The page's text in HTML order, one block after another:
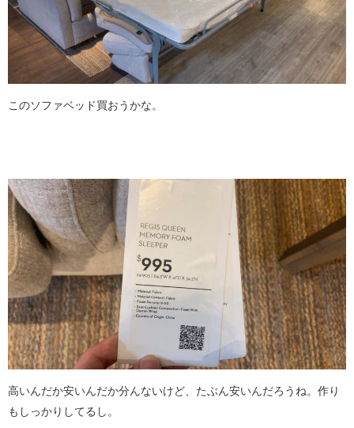
このソファベッド買おうかな。
高いんだか安いんだか分んないけど、たぶん安いんだろうね。作り
もしっかりしてるし。